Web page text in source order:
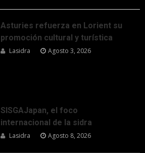
Asturies refuerza en Lorient su
promoción cultural y turística
Lasidra Agosto 3, 2026
SISGAJapan, el foco
internacional de la sidra
Lasidra Agosto 8, 2026